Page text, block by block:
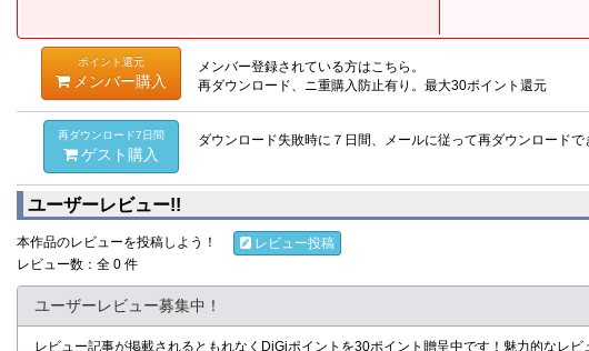
ポイント還元
メンバー購入
メンバー登録されている方はこちら。
再ダウンロード、ニ重購入防止有り。最大30ポイント還元
再ダウンロード7日間
ゲスト購入
ダウンロード失敗時に７日間、メールに従って再ダウンロードで
ユーザーレビュー!!
本作品のレビューを投稿しよう！
レビュー投稿
レビュー数：全 0 件
ユーザーレビュー募集中！
レビュー記事が掲載されるともれなくDiGiポイントを30ポイント贈呈中です！魅力的なレビ